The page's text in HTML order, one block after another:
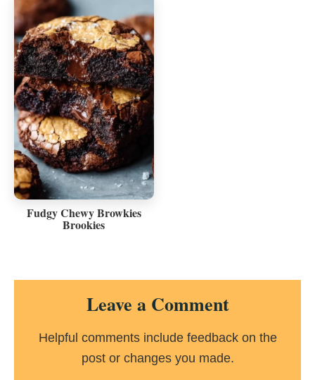
Fudgy Chewy Browkies
Brookies
Reader
InteractionsLeave a Comment
Helpful comments include feedback on the
post or changes you made.